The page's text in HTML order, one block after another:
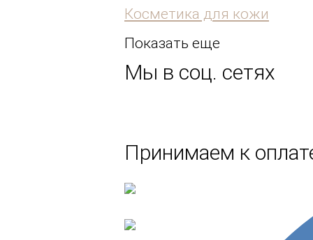
Косметика для кожи
Показать еще
Мы в соц. сетях
Принимаем к